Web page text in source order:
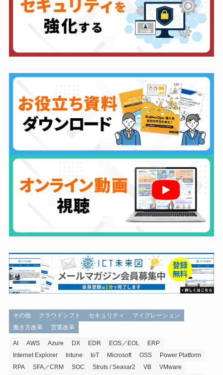
その他 クラウドシフト セキュリティ
マイグレーション
働き方改革
営業改革
AI AWS Azure DX EDR EOS／EOL
ERP
Internet Explorer
Intune IoT Microsoft OSS
Power Platform
RPA
SFA／CRM SOC Struts / Seasar2 VB
VMware